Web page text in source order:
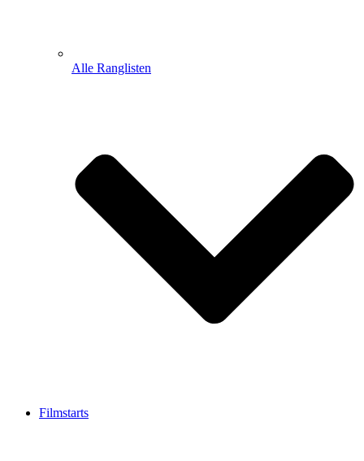
Alle Ranglisten
Filmstarts